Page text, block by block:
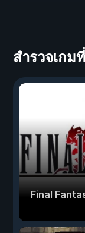
สำรวจเกม
Final